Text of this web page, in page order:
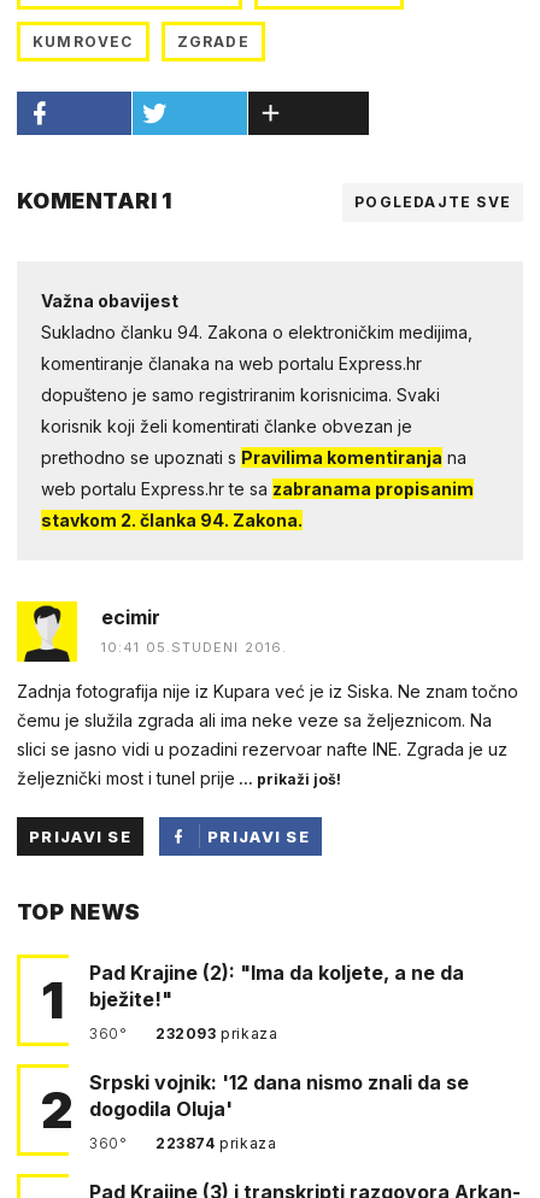
KUMROVEC ZGRADE
KOMENTARI 1 POGLEDAJTE SVE
Važna obavijest
Sukladno članku 94. Zakona o elektroničkim medijima,
komentiranje članaka na web portalu Express.hr
dopušteno je samo registriranim korisnicima. Svaki
korisnik koji želi komentirati članke obvezan je
prethodno se upoznati s Pravilima komentiranja na
web portalu Express.hr te sa zabranama propisanim
stavkom 2. članka 94. Zakona.
ecimir
10:41 05.STUDENI 2016.
Zadnja fotografija nije iz Kupara već je iz Siska. Ne znam točno
čemu je služila zgrada ali ima neke veze sa željeznicom. Na
slici se jasno vidi u pozadini rezervoar nafte INE. Zgrada je uz
željeznički most i tunel prije ... prikaži još!
PRIJAVI SE
PRIJAVI SE
TOP NEWS
1
Pad Krajine (2): "Ima da koljete, a ne da
bježite!"
360° 232093prikaza
2
Srpski vojnik: '12 dana nismo znali da se
dogodila Oluja'
360° 223874prikaza
Pad Krajine (3) i transkripti razgovora Arkan-